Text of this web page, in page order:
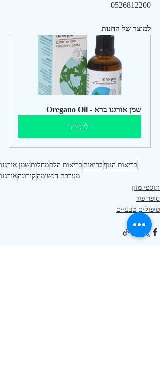
0526812200
למוצר של החנות
שמן אורגנו ברא - Oregano Oil
לקנייה
בריאות הגוף בריאות בריאות הלבמחלותשמן אורגנו
מערכת הנשימה קורונהאורגנו
תוספי מזון
סופר פוד
טיפולים טבעיים